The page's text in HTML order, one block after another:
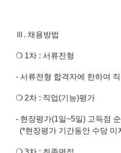
Ⅲ. 채용방법
❍ 1차 : 서류전형
- 서류전형 합격자에 한하여
❍ 2차 : 직업(기능)평가
- 현장평가(1일~5일) 고득점
(*현장평가 기간동안 수당 미